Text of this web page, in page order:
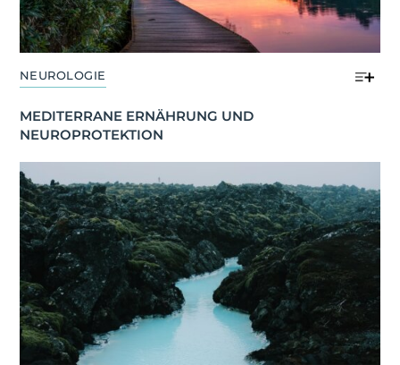
NEUROLOGIE
MEDITERRANE ERNÄHRUNG UND
NEUROPROTEKTION